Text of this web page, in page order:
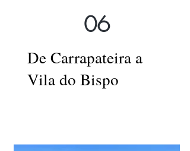
06
De Carrapateira a
Vila do Bispo